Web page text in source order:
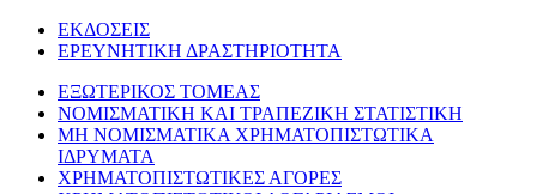
ΕΚΔΟΣΕΙΣ
ΕΡΕΥΝΗΤΙΚΗ ΔΡΑΣΤΗΡΙΟΤΗΤΑ
ΕΞΩΤΕΡΙΚΟΣ ΤΟΜΕΑΣ
ΝΟΜΙΣΜΑΤΙΚΗ ΚΑΙ ΤΡΑΠΕΖΙΚΗ ΣΤΑΤΙΣΤΙΚΗ
ΜΗ ΝΟΜΙΣΜΑΤΙΚΑ ΧΡΗΜΑΤΟΠΙΣΤΩΤΙΚΑ
ΙΔΡΥΜΑΤΑ
ΧΡΗΜΑΤΟΠΙΣΤΩΤΙΚΕΣ ΑΓΟΡΕΣ